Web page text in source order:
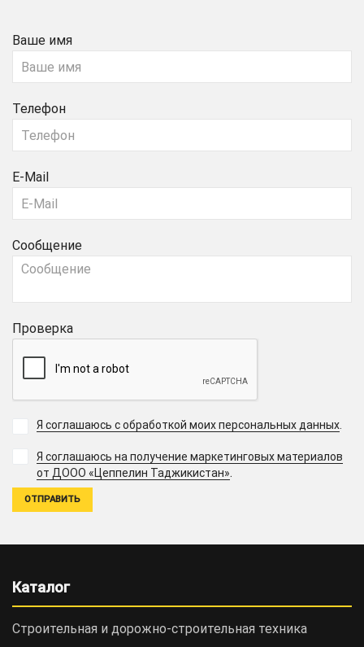
Ваше имя
Телефон
E-Mail
Сообщение
Проверка
Я соглашаюсь с обработкой моих персональных данных
Я соглашаюсь на получение маркетинговых материалов
от ДООО «Цеппелин Таджикистан».
Каталог
Строительная и дорожно-cтроительная техника